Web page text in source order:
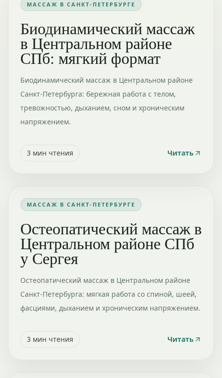
МАССАЖ В САНКТ-ПЕТЕРБУРГЕ
Биодинамический массаж
в Центральном районе
СПб: мягкий формат
Биодинамический массаж в Центральном районе
Санкт-Петербурга: бережная работа с телом,
тревожностью, дыханием, сном и хроническим
напряжением.
3 мин чтения Читать
МАССАЖ В САНКТ-ПЕТЕРБУРГЕ
Остеопатический массаж в
Центральном районе СПб
у Сергея
Остеопатический массаж в Центральном районе
Санкт-Петербурга: мягкая работа со спиной, шеей,
фасциями, дыханием и хроническим напряжением.
3 мин чтения Читать